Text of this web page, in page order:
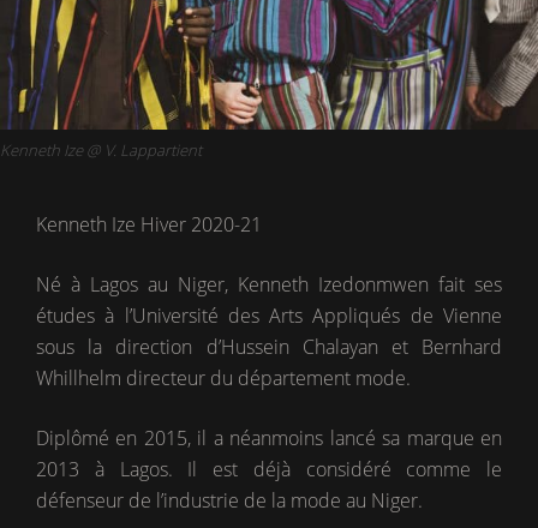
Kenneth Ize @ V. Lappartient
Kenneth Ize Hiver 2020-21
Né à Lagos au Niger, Kenneth Izedonmwen fait ses
études à l’Université des Arts Appliqués de Vienne
sous la direction d’Hussein Chalayan et Bernhard
Whillhelm directeur du département mode.
Diplômé en 2015, il a néanmoins lancé sa marque en
2013 à Lagos. Il est déjà considéré comme le
défenseur de l’industrie de la mode au Niger.